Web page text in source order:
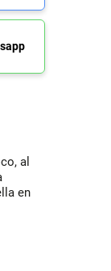
al
en